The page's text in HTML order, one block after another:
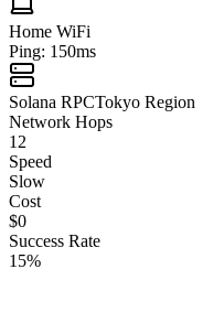
Home WiFi
Ping: 150ms
Solana RPCTokyo Region
Network Hops
12
Speed
Slow
Cost
$0
Success Rate
15%